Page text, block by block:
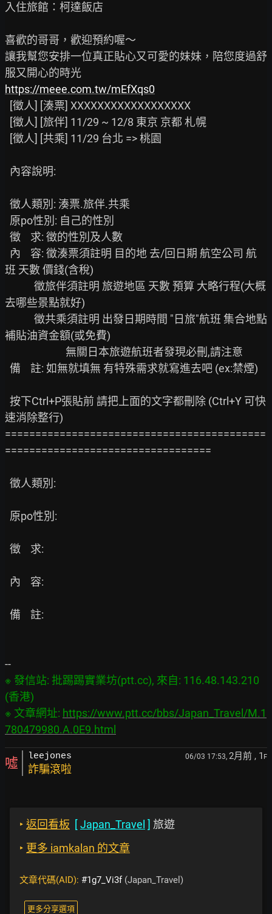
入住旅館：柯達飯店
喜歡的哥哥，歡迎預約喔～
讓我幫您安排一位真正貼心又可愛的妹妹，陪您度過舒
https://meee.com.tw/mEfXqs0
班 天數 價錢(含稅)
去哪些景點就好)
補貼油資金額(或免費)
速消除整行)
===========================================
==================================
※ 發信站: 批踢踢實業坊(ptt.cc), 來自: 116.48.143.210
(香港)
※ 文章網址: https://www.ptt.cc/bbs/Japan_Travel/M.1
780479980.A.0E9.html
噓 leejones 06/03 17:53, 2月前 , 1 F
詐騙滾啦
‣ 返回看板 [Japan_Travel ] 旅遊
‣ 更多 iamkalan 的文章
文章代碼(AID): #1g7_Vi3f (Japan_Travel)
更多分享選項